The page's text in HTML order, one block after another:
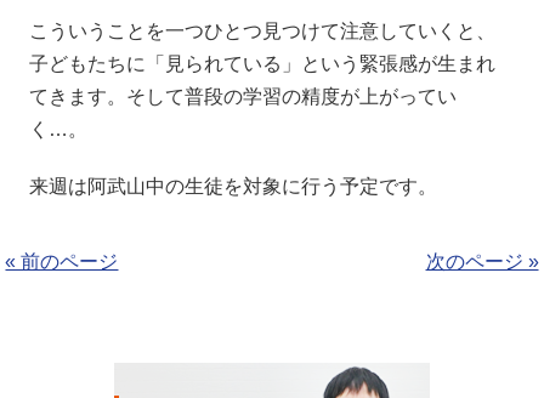
こういうことを一つひとつ見つけて注意していくと、
子どもたちに「見られている」という緊張感が生まれ
てきます。そして普段の学習の精度が上がってい
く…。
来週は阿武山中の生徒を対象に行う予定です。
« 前のページ 次のページ »